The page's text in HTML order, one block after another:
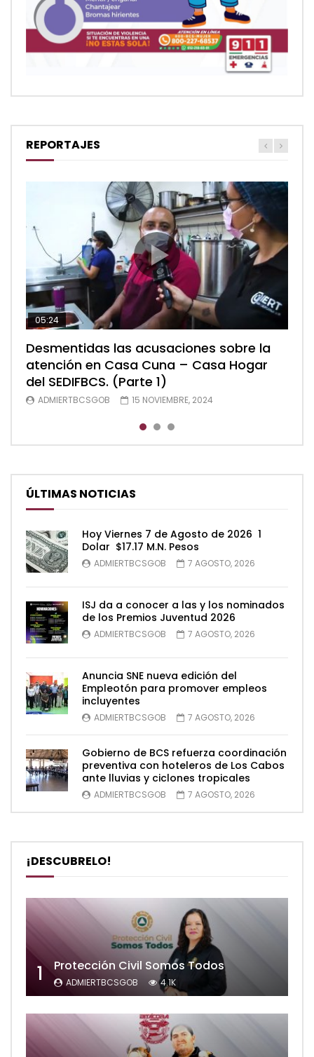
REPORTAJES
05:24
Desmentidas las acusaciones sobre la
atención en Casa Cuna – Casa Hogar
del SEDIFBCS. (Parte 1)
ADMIERTBCSGOB 15 NOVIEMBRE, 2024
04:28
Desmentidas las acusaciones sobre la
atención en Casa Cuna – Casa Hogar
del SEDIFBCS. (Parte 2)
ADMIERTBCSGOB 15 NOVIEMBRE, 2024
05:48
Desmentidas las acusaciones sobre la
atención en Casa Cuna – Casa Hogar
del SEDIFBCS (Parte 3)
ADMIERTBCSGOB 15 NOVIEMBRE, 2024
ÚLTIMAS NOTICIAS
Hoy Viernes 7 de Agosto de 2026 1
Dolar $17.17 M.N. Pesos
ADMIERTBCSGOB 7 AGOSTO, 2026
ISJ da a conocer a las y los nominados
de los Premios Juventud 2026
ADMIERTBCSGOB 7 AGOSTO, 2026
Anuncia SNE nueva edición del
Empleotón para promover empleos
incluyentes
ADMIERTBCSGOB 7 AGOSTO, 2026
Gobierno de BCS refuerza coordinación
preventiva con hoteleros de Los Cabos
ante lluvias y ciclones tropicales
ADMIERTBCSGOB 7 AGOSTO, 2026
¡DESCUBRELO!
1 Protección Civil Somos Todos
ADMIERTBCSGOB 4.1K